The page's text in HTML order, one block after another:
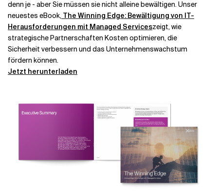
denn je - aber Sie müssen sie nicht alleine bewältigen. Unser
neuestes eBook, The Winning Edge: Bewältigung von IT-
Herausforderungen mit Managed Serviceszeigt, wie
strategische Partnerschaften Kosten optimieren, die
Sicherheit verbessern und das Unternehmenswachstum
fördern können.
Jetzt herunterladen